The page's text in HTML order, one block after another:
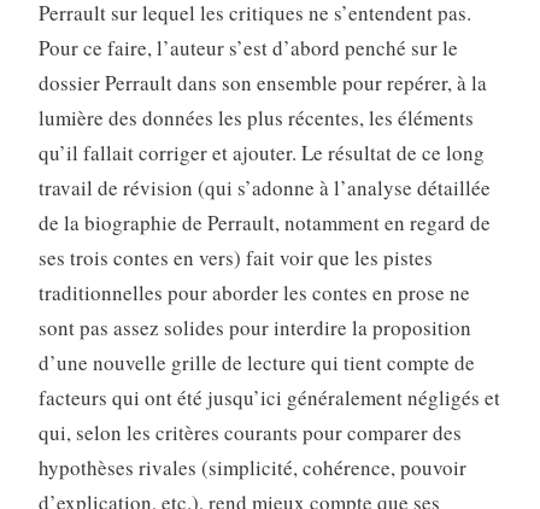
Perrault sur lequel les critiques ne s’entendent pas.
Pour ce faire, l’auteur s’est d’abord penché sur le
dossier Perrault dans son ensemble pour repérer, à la
lumière des données les plus récentes, les éléments
qu’il fallait corriger et ajouter. Le résultat de ce long
travail de révision (qui s’adonne à l’analyse détaillée
de la biographie de Perrault, notamment en regard de
ses trois contes en vers) fait voir que les pistes
traditionnelles pour aborder les contes en prose ne
sont pas assez solides pour interdire la proposition
d’une nouvelle grille de lecture qui tient compte de
facteurs qui ont été jusqu’ici généralement négligés et
qui, selon les critères courants pour comparer des
hypothèses rivales (simplicité, cohérence, pouvoir
d’explication, etc.), rend mieux compte que ses